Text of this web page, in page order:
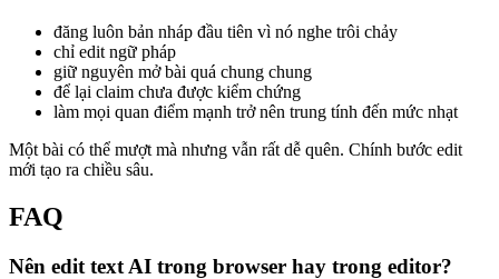
đăng luôn bản nháp đầu tiên vì nó nghe trôi chảy
chỉ edit ngữ pháp
giữ nguyên mở bài quá chung chung
để lại claim chưa được kiểm chứng
làm mọi quan điểm mạnh trở nên trung tính đến mức nhạt
Một bài có thể mượt mà nhưng vẫn rất dễ quên. Chính bước edit
mới tạo ra chiều sâu.
FAQ
Nên edit text AI trong browser hay trong editor?